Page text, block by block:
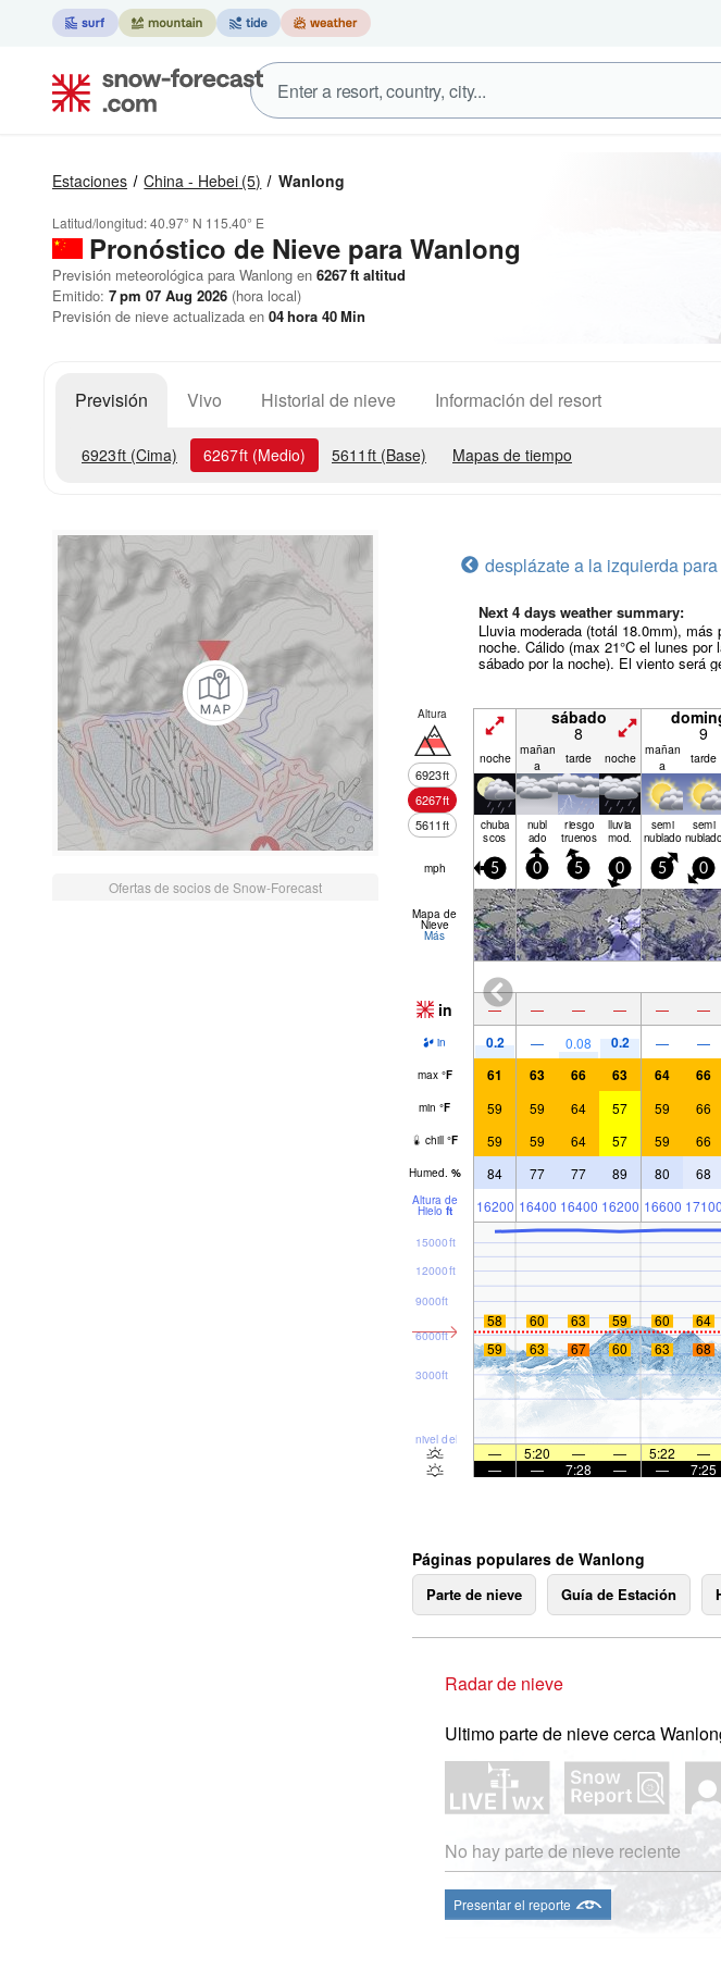
Estaciones China - Hebei (5) Wanlong
Latitud/longitud:40.97° N 115.40° E
Pronóstico de Nieve para Wanlong
Previsión meteorológica para Wanlong en 6267ft altitud
Emitido: 7 pm 07 Aug 2026 (hora local)
Previsión de nieve actualizada en 04hora 40Min
Previsión Vivo Historial de nieve Información del resort
6923ft (Cima) 6267ft (Medio) 5611 ft (Base) Mapas de tiempo
Ofertas de socios de Snow-Forecast
desplázate a la izquierda
Next 4 days weather summary:
Lluvia moderada (totál 18.0mm), más
noche. Cálido (max 21°C el lunes por
sábado por la noche). El viento será
Altura
6923ft
6267ft
5611ft
sábado
8 9
noche mañan
a
tarde noche mañan
a
tarde
chuba
scos
nubl
ado
riesgo
truenos
lluvia
mod.
semi
nublado
semi
nublado
mph 5 0 5 0 5 0
Mapa de
Nieve
Más
in — — — — — —
in 0.2 — 0.08 0.2 — —
max °F 61 63 66 63 64 66
min °F 59 59 64 57 59 66
chill °F 59 59 64 57 59 66
Humed. % 84 77 77 89 80 68
Altura de
Hielo ft 16200 16400 16400 16200 16600 17100
nivel del mar
3000ft
6000ft
9000ft
12000ft
15000ft
58 60 63 59 60 64
59
63 67 60 63 68
— 5:20 — — 5:22 —
—
— 7:28 — — 7:25
Páginas populares de Wanlong
Parte de nieve Guía de Estación
Radar de nieve
Ultimo parte de nieve cerca
No hay parte de nieve reciente
Presentar el reporte